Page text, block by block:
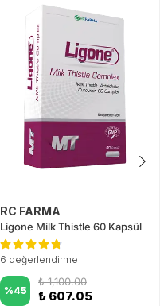
RC FARMA
Ligone Milk Thistle 60 Kapsül
6 değerlendirme
%45
₺ 1,100.00
₺ 607.05